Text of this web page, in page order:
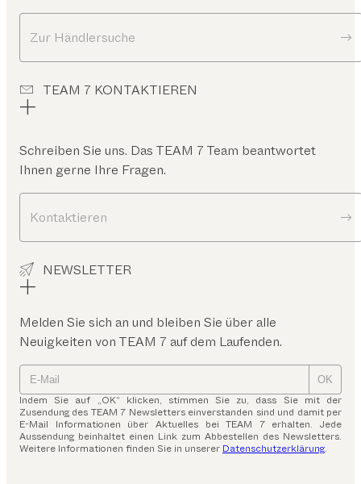
Zur Händlersuche
TEAM 7 KONTAKTIEREN
Schreiben Sie uns. Das TEAM 7 Team beantwortet
Ihnen gerne Ihre Fragen.
Kontaktieren
NEWSLETTER
Melden Sie sich an und bleiben Sie über alle
Neuigkeiten von TEAM 7 auf dem Laufenden.
OK
Indem Sie auf „OK“ klicken, stimmen Sie zu, dass Sie mit der
Zusendung des TEAM 7 Newsletters einverstanden sind und damit per
E-Mail Informationen über Aktuelles bei TEAM 7 erhalten. Jede
Aussendung beinhaltet einen Link zum Abbestellen des Newsletters.
Weitere Informationen finden Sie in unserer Datenschutzerklärung.